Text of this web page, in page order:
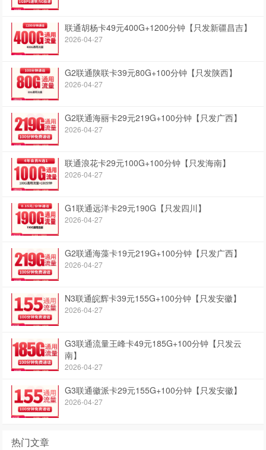
联通胡杨卡49元400G+1200分钟【只发新疆昌吉】
2026-04-27
G2联通陕联卡39元80G+100分钟【只发陕西】
2026-04-27
G2联通海丽卡29元219G+100分钟【只发广西】
2026-04-27
联通浪花卡29元100G+100分钟【只发海南】
2026-04-27
G1联通远洋卡29元190G【只发四川】
2026-04-27
G2联通海藻卡19元219G+100分钟【只发广西】
2026-04-27
N3联通皖辉卡39元155G+100分钟【只发安徽】
2026-04-27
G3联通流量王峰卡49元185G+100分钟【只发云
南】
2026-04-27
G3联通徽派卡29元155G+100分钟【只发安徽】
2026-04-27
热门文章